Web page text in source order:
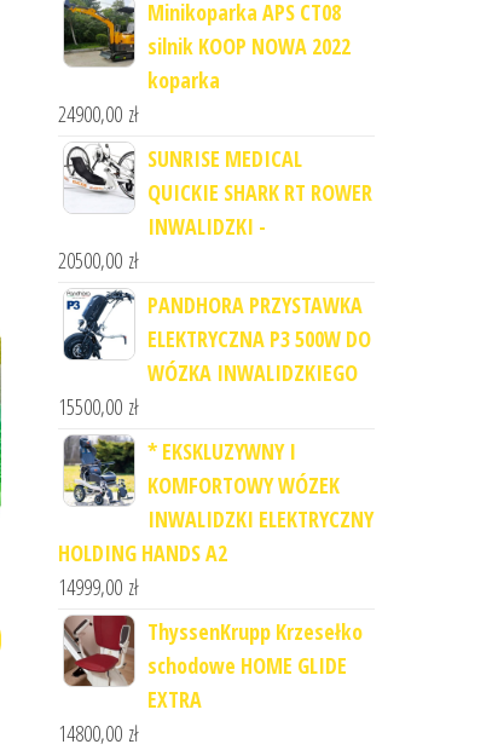
Minikoparka APS CT08
silnik KOOP NOWA 2022
koparka
24900,00 zł
SUNRISE MEDICAL
QUICKIE SHARK RT ROWER
INWALIDZKI -
20500,00 zł
PANDHORA PRZYSTAWKA
ELEKTRYCZNA P3 500W DO
WÓZKA INWALIDZKIEGO
15500,00 zł
* EKSKLUZYWNY I
KOMFORTOWY WÓZEK
INWALIDZKI ELEKTRYCZNY
HOLDING HANDS A2
14999,00 zł
ThyssenKrupp Krzesełko
schodowe HOME GLIDE
EXTRA
14800,00 zł